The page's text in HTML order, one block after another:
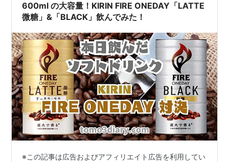
600ml の大容量！KIRIN FIRE ONEDAY「LATTE
微糖」&「BLACK」飲んでみた！
※この記事は広告およびアフィリエイト広告を利用してい